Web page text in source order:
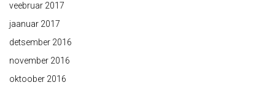
veebruar 2017
jaanuar 2017
detsember 2016
november 2016
oktoober 2016